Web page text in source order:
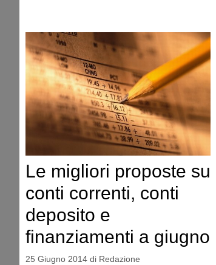
Le migliori proposte su
conti correnti, conti
deposito e
finanziamenti a giugno
25 Giugno 2014 di Redazione